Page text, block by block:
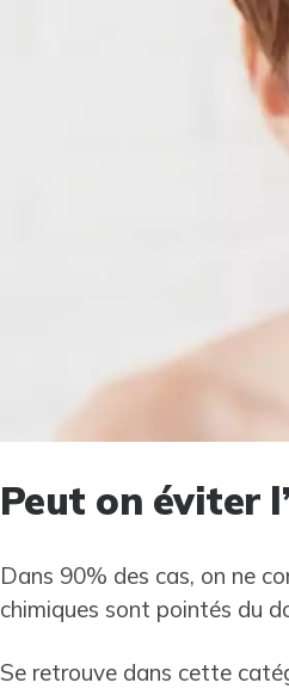
Peut on éviter
Dans 90% des cas, on ne
chimiques sont pointés du
Se retrouve dans cette